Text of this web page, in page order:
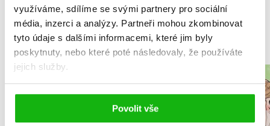
využíváme, sdílíme se svými partnery pro sociální
média, inzerci a analýzy. Partneři mohou zkombinovat
tyto údaje s dalšími informacemi, které jim byly
poskytnuty, nebo které poté následovaly, že používáte
jejich služby.
Povolit vše
MOHLO BY VÁS TAKÉ ZAJÍMAT
1.-7.díl – box
C. S. Lewis Alice